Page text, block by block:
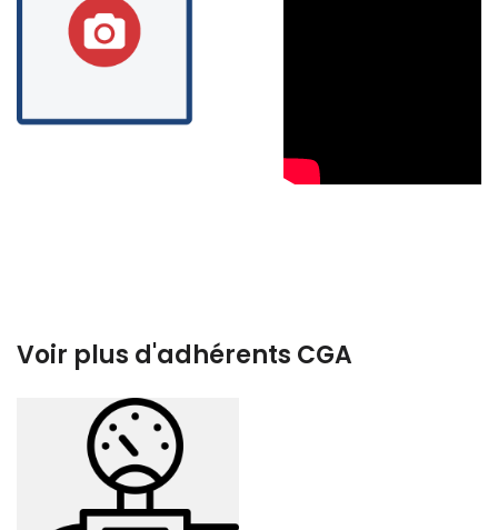
Voir plus d'adhérents CGA